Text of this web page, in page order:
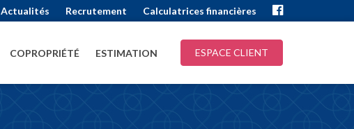
Actualités Recrutement Calculatrices financières
COPROPRIÉTÉ ESTIMATION ESPACE CLIENT